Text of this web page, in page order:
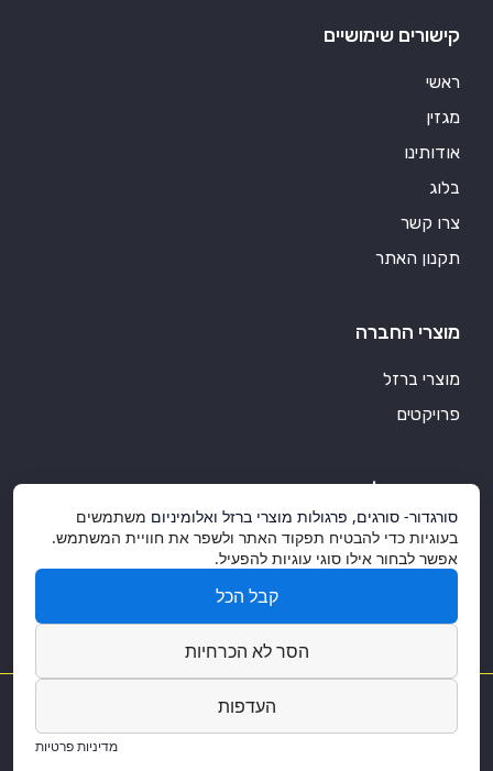
קישורים שימושיים
ראשי
מגזין
אודותינו
בלוג
צרו קשר
תקנון האתר
מוצרי החברה
מוצרי ברזל
פרויקטים
סורגדור אלומיניום
מוצרי אלומיניום איכותיים
אלומיניום ועיצוב הבית
סורגדור- סורגים, פרגולות מוצרי ברזל ואלומיניום משתמשים
בעוגיות כדי להבטיח תפקוד האתר ולשפר את חוויית המשתמש.
אפשר לבחור אילו סוגי עוגיות להפעיל.
קבל הכל
הסר לא הכרחיות
העדפות
מדיניות פרטיות